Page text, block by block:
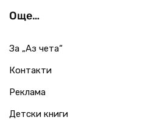
Още…
За „Аз чета“
Контакти
Реклама
Детски книги